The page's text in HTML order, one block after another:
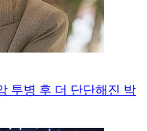
투병 후 더 단단해진 박